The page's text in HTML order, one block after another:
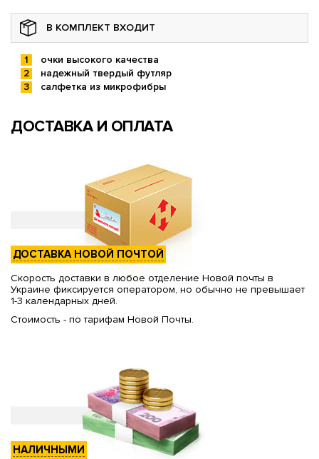
В КОМПЛЕКТ ВХОДИТ
очки высокого качества
надежный твердый футляр
салфетка из микрофибры
ДОСТАВКА И ОПЛАТА
ДОСТАВКА НОВОЙ ПОЧТОЙ
Скорость доставки в любое отделение Новой почты в
Украине фиксируется оператором, но обычно не превышает
1-3 календарных дней.
Стоимость - по тарифам Новой Почты.
НАЛИЧНЫМИ